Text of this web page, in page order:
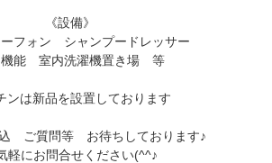
《設備》
ーフォン　シャンプードレッサー
能　室内洗濯機置き場　等
ンは新品を設置しております
　ご質問等　お待ちしております♪
軽にお問合せください(^^♪